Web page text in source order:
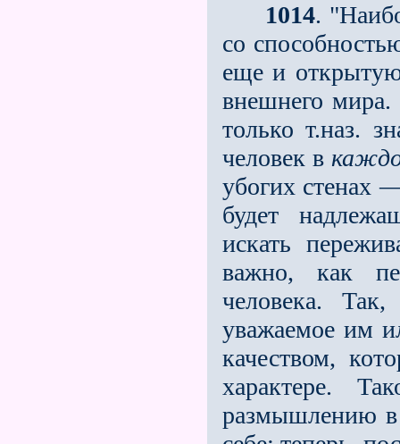
1014.
со
еще и
внешнего
только т.наз.
человек в
убогих стенах
будет
искать
важно, как
человека.
уважаемое им
качеством,
характере.
размышлению в